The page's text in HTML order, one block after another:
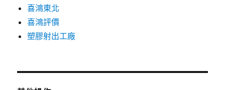
喜鴻東北
喜鴻評價
塑膠射出工廠